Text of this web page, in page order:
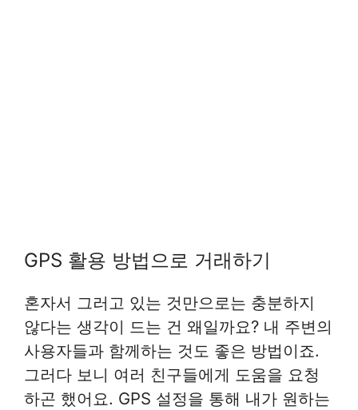
GPS 활용 방법으로 거래하기
혼자서 그러고 있는 것만으로는 충분하지
않다는 생각이 드는 건 왜일까요? 내 주변의
사용자들과 함께하는 것도 좋은 방법이죠.
그러다 보니 여러 친구들에게 도움을 요청
하곤 했어요. GPS 설정을 통해 내가 원하는